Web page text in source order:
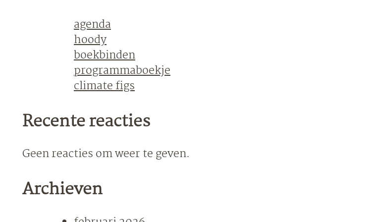
agenda
hoody
boekbinden
programmaboekje
climate figs
Recente reacties
Geen reacties om weer te geven.
Archieven